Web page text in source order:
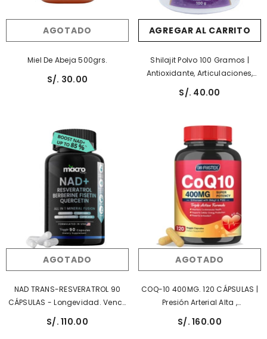
AGOTADO
Miel De Abeja 500grs.
S/. 30.00
AGREGAR AL CARRITO
Shilajit Polvo 100 Gramos |
Antioxidante, Articulaciones,
Fertilidad, Testosterona,
Desintoxicante.
S/. 40.00
AGOTADO
NAD TRANS-RESVERATROL 90
CÁPSULAS - Longevidad. Vence
22.12.26
S/. 110.00
AGOTADO
COQ-10 400MG. 120 CÁPSULAS |
Presión Arterial Alta ,
Rendimiento Físico,
Antioxidante.
S/. 160.00